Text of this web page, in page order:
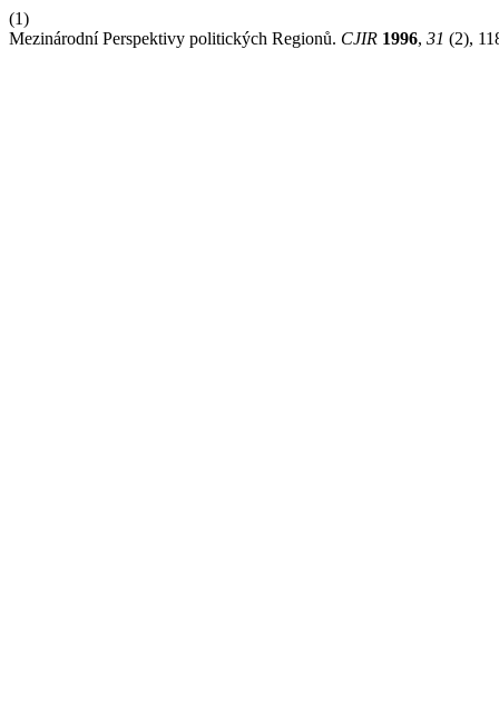
(1)
Mezinárodní Perspektivy politických Regionů. CJIR 1996, 31 (2),